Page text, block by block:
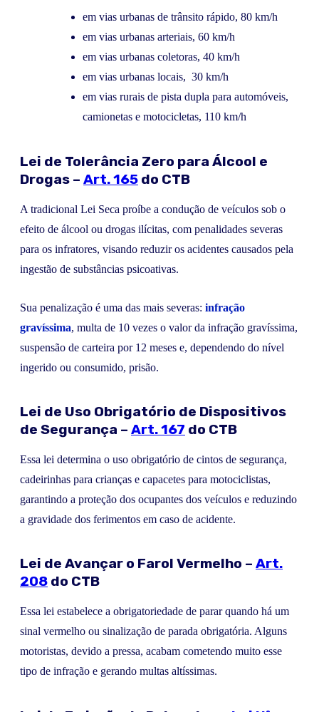
em vias urbanas de trânsito rápido, 80 km/h
em vias urbanas arteriais, 60 km/h
em vias urbanas coletoras, 40 km/h
em vias urbanas locais, 30 km/h
em vias rurais de pista dupla para automóveis,
camionetas e motocicletas, 110 km/h
Lei de Tolerância Zero para Álcool e
Drogas – Art. 165 do CTB
A tradicional Lei Seca proíbe a condução de veículos sob o
efeito de álcool ou drogas ilícitas, com penalidades severas
para os infratores, visando reduzir os acidentes causados pela
ingestão de substâncias psicoativas.
Sua penalização é uma das mais severas: infração
gravíssima, multa de 10 vezes o valor da infração gravíssima,
suspensão de carteira por 12 meses e, dependendo do nível
ingerido ou consumido, prisão.
Lei de Uso Obrigatório de Dispositivos
de Segurança – Art. 167 do CTB
Essa lei determina o uso obrigatório de cintos de segurança,
cadeirinhas para crianças e capacetes para motociclistas,
garantindo a proteção dos ocupantes dos veículos e reduzindo
a gravidade dos ferimentos em caso de acidente.
Lei de Avançar o Farol Vermelho – Art.
208 do CTB
Essa lei estabelece a obrigatoriedade de parar quando há um
sinal vermelho ou sinalização de parada obrigatória. Alguns
motoristas, devido a pressa, acabam cometendo muito esse
tipo de infração e gerando multas altíssimas.